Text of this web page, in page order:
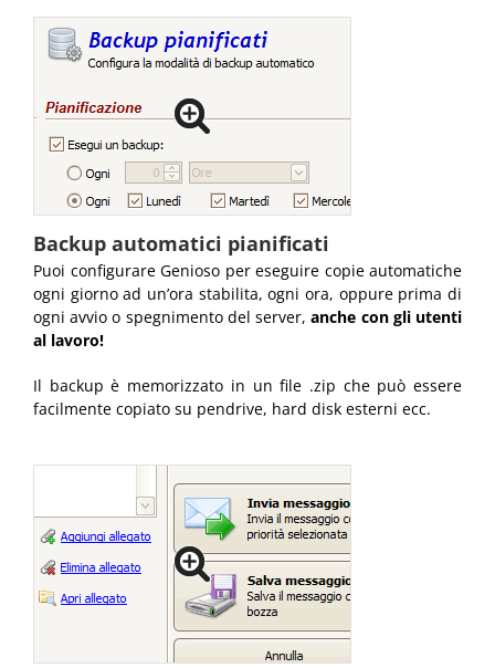
Backup automatici pianificati
Puoi configurare Genioso per eseguire copie automatiche
ogni giorno ad un’ora stabilita, ogni ora, oppure prima di
ogni avvio o spegnimento del server,anche con gli utenti
al lavoro!
Il backup è memorizzato in un file .zip che può essere
facilmente copiato su pendrive, hard disk esterni ecc.